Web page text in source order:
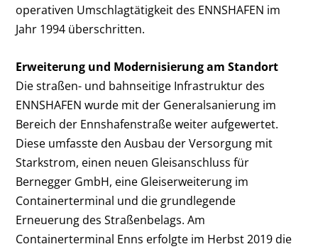
operativen Umschlagtätigkeit des ENNSHAFEN im
Jahr 1994 überschritten.
Erweiterung und Modernisierung am Standort
Die straßen- und bahnseitige Infrastruktur des
ENNSHAFEN wurde mit der Generalsanierung im
Bereich der Ennshafenstraße weiter aufgewertet.
Diese umfasste den Ausbau der Versorgung mit
Starkstrom, einen neuen Gleisanschluss für
Bernegger GmbH, eine Gleiserweiterung im
Containerterminal und die grundlegende
Erneuerung des Straßenbelags. Am
Containerterminal Enns erfolgte im Herbst 2019 die